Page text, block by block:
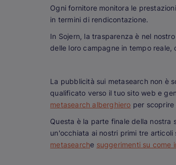
Ogni fornitore monitora le
in termini di rendicontazione.
In Sojern, la trasparenza è nel
delle loro campagne in tempo reale,
La pubblicità sui metasearch non è
qualificato verso il tuo sito web e
metasearch alberghiero per
Questa è la parte finale della
un'occhiata ai nostri primi tre articoli
metasearche suggerimenti su come